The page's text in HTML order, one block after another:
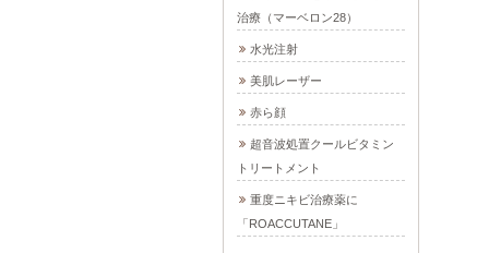
治療（マーベロン28）
水光注射
美肌レーザー
赤ら顔
超音波処置クールビタミン
トリートメント
重度ニキビ治療薬に
「ROACCUTANE」